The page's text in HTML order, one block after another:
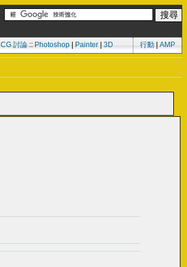
CG 討論:: Photoshop| Painter| 3D 行動 AMP